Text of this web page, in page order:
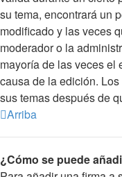
su tema, encontrará un
modificado y las veces
moderador o la
mayoría de las veces el
causa de la edición.
sus temas después de
Arriba
¿Cómo se puede